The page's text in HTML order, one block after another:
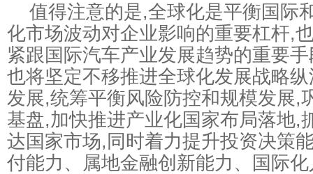
值得注意的是,全球化是平衡国际
化市场波动对企业影响的重要杠杆,
紧跟国际汽车产业发展趋势的重要
也将坚定不移推进全球化发展战略
发展,统筹平衡风险防控和规模发展,
基盘,加快推进产业化国家布局落地,
达国家市场,同时着力提升投资决策
付能力、属地金融创新能力、国际